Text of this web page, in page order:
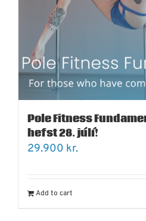
Pole Fitness
hefst 28. júlí!
29.900 kr.
Add to cart